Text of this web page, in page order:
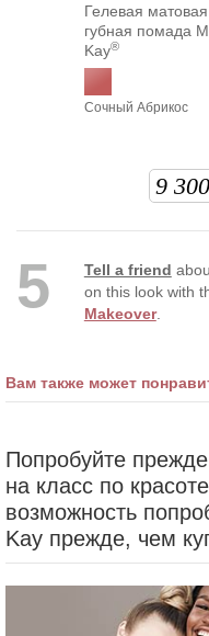
Гелевая матовая
губная помада
Kay®
Сочный Абрикос
9 300
5 Tell a friend
on this look with
Makeover.
Вам также может
Попробуйте
на класс по
возможность
Kay прежде, чем